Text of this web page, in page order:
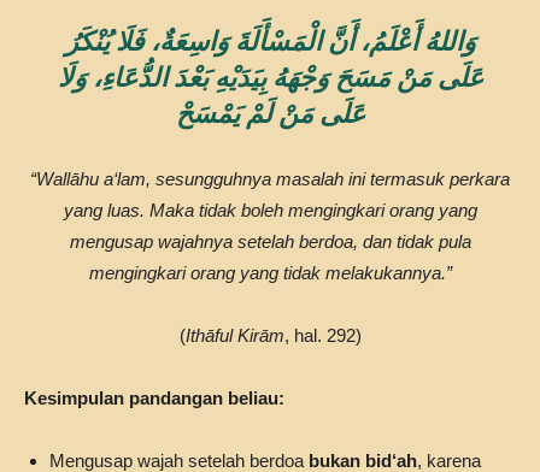
وَاللهُ أَعْلَمُ، أَنَّ الْمَسْأَلَةَ وَاسِعَةٌ، فَلَا يُنْكَرُ
عَلَى مَنْ مَسَحَ وَجْهَهُ بِيَدَيْهِ بَعْدَ الدُّعَاءِ، وَلَا
عَلَى مَنْ لَمْ يَمْسَحْ
“Wallāhu a‘lam, sesungguhnya masalah ini termasuk perkara
yang luas. Maka tidak boleh mengingkari orang yang
mengusap wajahnya setelah berdoa, dan tidak pula
mengingkari orang yang tidak melakukannya.”
(Ithāful Kirām, hal. 292)
Kesimpulan pandangan beliau:
Mengusap wajah setelah berdoa bukan bid‘ah, karena